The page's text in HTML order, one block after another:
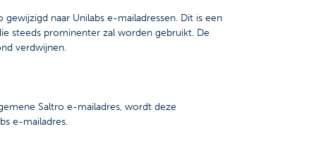
naar Unilabs e-mailadressen. Dit is een
steeds prominenter zal worden gebruikt. De
verdwijnen.
Saltro e-mailadres, wordt deze
e-mailadres.